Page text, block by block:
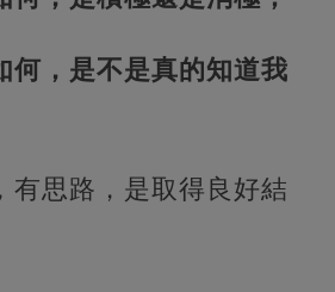
何，是不是真的知道我
有思路，是取得良好結